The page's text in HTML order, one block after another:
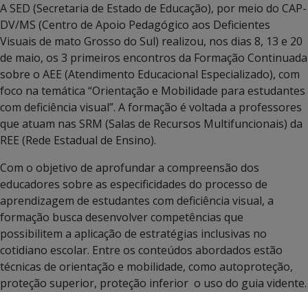
A SED (Secretaria de Estado de Educação), por meio do CAP-
DV/MS (Centro de Apoio Pedagógico aos Deficientes
Visuais de mato Grosso do Sul) realizou, nos dias 8, 13 e 20
de maio, os 3 primeiros encontros da Formação Continuada
sobre o AEE (Atendimento Educacional Especializado), com
foco na temática “Orientação e Mobilidade para estudantes
com deficiência visual”. A formação é voltada a professores
que atuam nas SRM (Salas de Recursos Multifuncionais) da
REE (Rede Estadual de Ensino).
Com o objetivo de aprofundar a compreensão dos
educadores sobre as especificidades do processo de
aprendizagem de estudantes com deficiência visual, a
formação busca desenvolver competências que
possibilitem a aplicação de estratégias inclusivas no
cotidiano escolar. Entre os conteúdos abordados estão
técnicas de orientação e mobilidade, como autoproteção,
proteção superior, proteção inferior o uso do guia vidente.